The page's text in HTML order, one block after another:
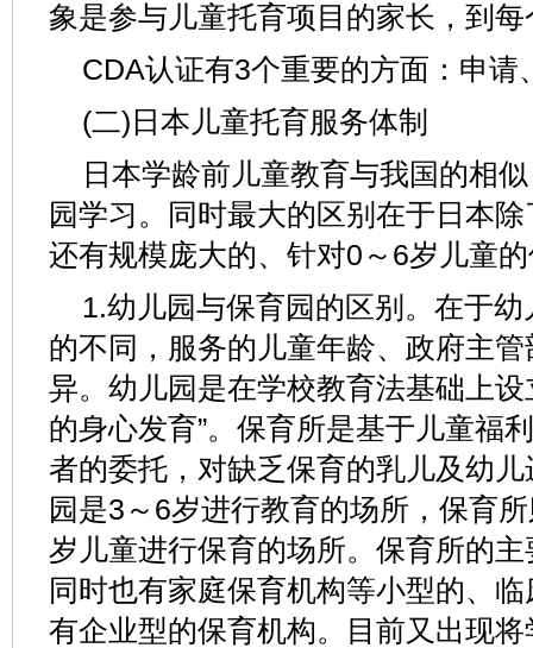
象是参与儿童托育项目的家长，到
CDA认证有3个重要的方面：申请
(二)日本儿童托育服务体制
日本学龄前儿童教育与我国的相
园学习。同时最大的区别在于日本
还有规模庞大的、针对0～6岁儿童
1.幼儿园与保育园的区别。在于
的不同，服务的儿童年龄、政府主
异。幼儿园是在学校教育法基础上
的身心发育”。保育所是基于儿童福
者的委托，对缺乏保育的乳儿及幼
园是3～6岁进行教育的场所，保育
岁儿童进行保育的场所。保育所的
同时也有家庭保育机构等小型的、
有企业型的保育机构。目前又出现